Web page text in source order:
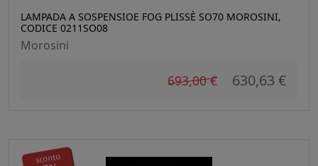
LAMPADA A SOSPENSIOE FOG PLISSÈ SO70 MOROSINI,
CODICE 0211SO08
Morosini
693,00 € 630,63 €
sconto